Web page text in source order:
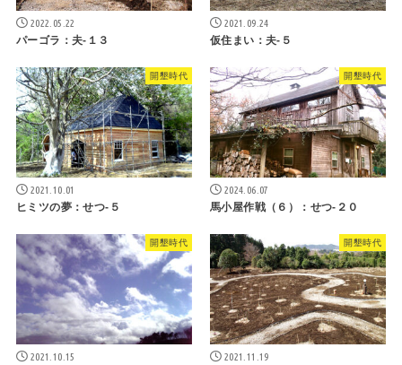
2022.05.22
パーゴラ：夫-１３
2021.09.24
仮住まい：夫-５
開墾時代
2021.10.01
ヒミツの夢：せつ-５
開墾時代
2024.06.07
馬小屋作戦（６）：せつ-２０
開墾時代
2021.10.15
開墾時代
2021.11.19